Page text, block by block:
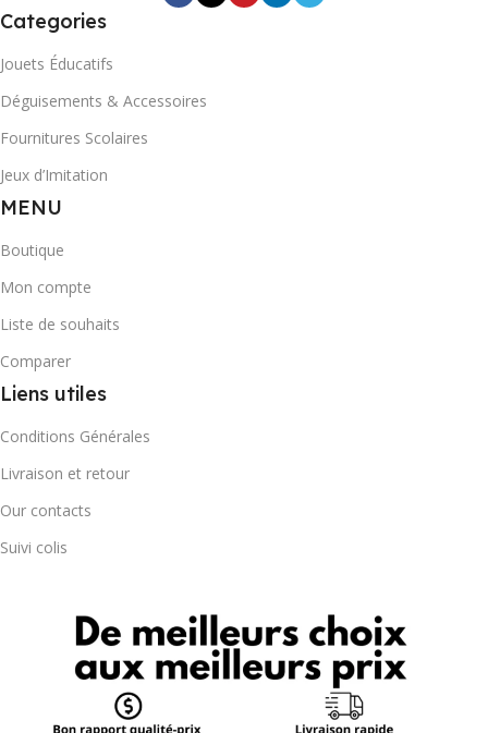
Categories
Jouets Éducatifs
Déguisements & Accessoires
Fournitures Scolaires
Jeux d’Imitation
MENU
Boutique
Mon compte
Liste de souhaits
Comparer
Liens utiles
Conditions Générales
Livraison et retour
Our contacts
Suivi colis